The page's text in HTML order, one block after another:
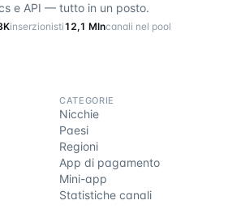
e API — tutto in un posto.
inserzionisti12,1 Mlncanali nel pool
CATEGORIE
Nicchie
Paesi
Regioni
App di pagamento
Mini-app
Statistiche canali